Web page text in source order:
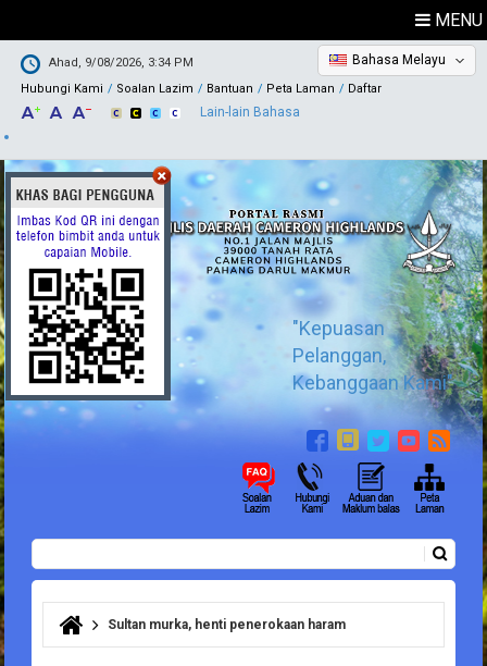
MENU
Ahad, 9/08/2026, 3:34 PM
Hubungi Kami
Soalan Lazim Bantuan Peta Laman Daftar
Bahasa Melayu
Lain-lain Bahasa
"Kepuasan
Pelanggan,
Kebanggaan Kami"
Borang carian
Anda di siniSultan murka, henti penerokaan haram